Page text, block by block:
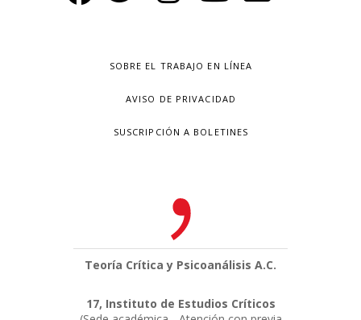
SOBRE EL TRABAJO EN LÍNEA
AVISO DE PRIVACIDAD
SUSCRIPCIÓN A BOLETINES
Teoría Crítica y Psicoanálisis A.C.
17, Instituto de Estudios Críticos